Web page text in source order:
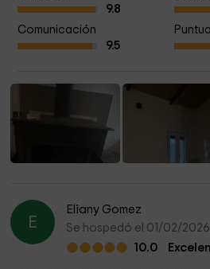
9.8
Comunicación
9.5
E
Eliany Gomez
Se hospedó el 01/02/2026
10.0